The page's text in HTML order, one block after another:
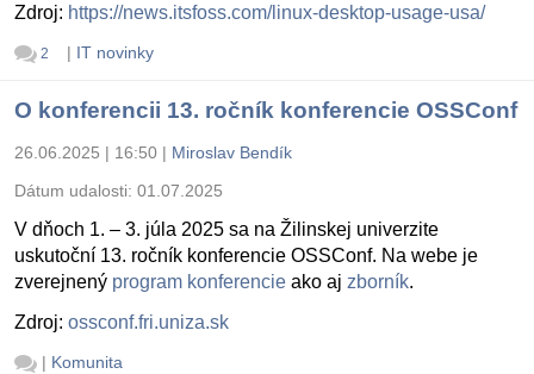
Zdroj: https://news.itsfoss.com/linux-desktop-usage-usa/
2 | IT novinky
O konferencii 13. ročník konferencie OSSConf
26.06.2025 | 16:50 | Miroslav Bendík
Dátum udalosti: 01.07.2025
V dňoch 1. – 3. júla 2025 sa na Žilinskej univerzite
uskutoční 13. ročník konferencie OSSConf. Na webe je
zverejnený program konferencie ako aj zborník.
Zdroj: ossconf.fri.uniza.sk
| Komunita